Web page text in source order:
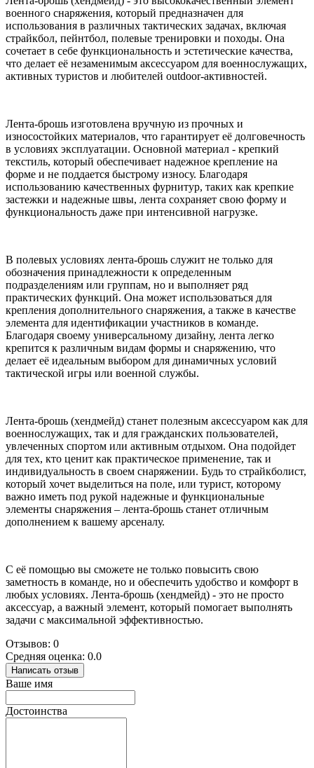
военного снаряжения, который предназначен для
использования в различных тактических задачах, включая
страйкбол, пейнтбол, полевые тренировки и походы. Она
сочетает в себе функциональность и эстетические качества,
что делает её незаменимым аксессуаром для военнослужащих,
активных туристов и любителей outdoor-активностей.
Лента-брошь изготовлена вручную из прочных и
износостойких материалов, что гарантирует её долговечность
в условиях эксплуатации. Основной материал - крепкий
текстиль, который обеспечивает надежное крепление на
форме и не поддается быстрому износу. Благодаря
использованию качественных фурнитур, таких как крепкие
застежки и надежные швы, лента сохраняет свою форму и
функциональность даже при интенсивной нагрузке.
В полевых условиях лента-брошь служит не только для
обозначения принадлежности к определенным
подразделениям или группам, но и выполняет ряд
практических функций. Она может использоваться для
крепления дополнительного снаряжения, а также в качестве
элемента для идентификации участников в команде.
Благодаря своему универсальному дизайну, лента легко
крепится к различным видам формы и снаряжению, что
делает её идеальным выбором для динамичных условий
тактической игры или военной службы.
Лента-брошь (хендмейд) станет полезным аксессуаром как для
военнослужащих, так и для гражданских пользователей,
увлеченных спортом или активным отдыхом. Она подойдет
для тех, кто ценит как практическое применение, так и
индивидуальность в своем снаряжении. Будь то страйкболист,
который хочет выделиться на поле, или турист, которому
важно иметь под рукой надежные и функциональные
элементы снаряжения – лента-брошь станет отличным
дополнением к вашему арсеналу.
С её помощью вы сможете не только повысить свою
заметность в команде, но и обеспечить удобство и комфорт в
любых условиях. Лента-брошь (хендмейд) - это не просто
аксессуар, а важный элемент, который помогает выполнять
задачи с максимальной эффективностью.
Отзывов: 0
Средняя оценка: 0.0
Написать отзыв
Ваше имя
Достоинства